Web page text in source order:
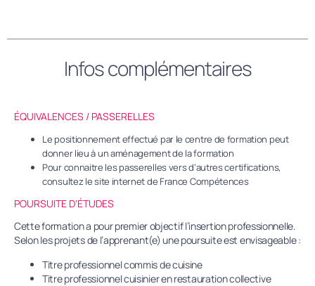
Infos complémentaires
ÉQUIVALENCES / PASSERELLES
Le positionnement effectué par le centre de formation peut
donner lieu à un aménagement de la formation
Pour connaitre les passerelles vers d’autres certifications,
consultez le site internet de France Compétences
POURSUITE D'ÉTUDES
Cette formation a pour premier objectif l’insertion professionnelle.
Selon les projets de l’apprenant(e) une poursuite est envisageable :
Titre professionnel commis de cuisine
Titre professionnel cuisinier en restauration collective